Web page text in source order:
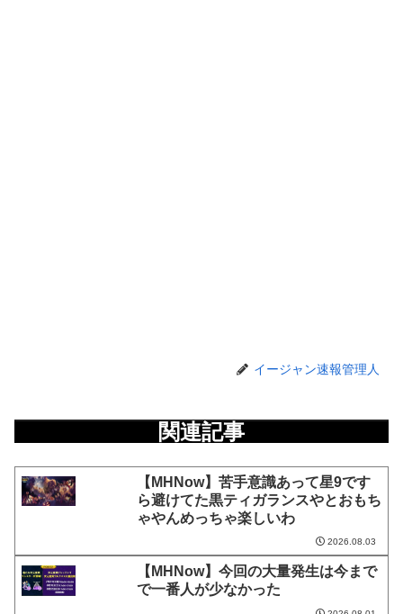
イージャン速報管理人
関連記事
【MHNow】苦手意識あって星9です
ら避けてた黒ティガランスやとおもち
ゃやんめっちゃ楽しいわ
2026.08.03
【MHNow】今回の大量発生は今まで
で一番人が少なかった